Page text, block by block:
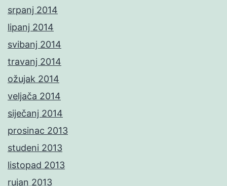
srpanj 2014
lipanj 2014
svibanj 2014
travanj 2014
ožujak 2014
veljača 2014
siječanj 2014
prosinac 2013
studeni 2013
listopad 2013
rujan 2013